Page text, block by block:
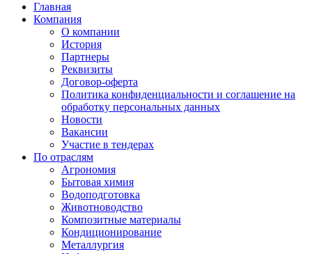
Главная
Компания
О компании
История
Партнеры
Реквизиты
Договор-оферта
Политика конфиденциальности и соглашение на
обработку персональных данных
Новости
Вакансии
Участие в тендерах
По отраслям
Агрономия
Бытовая химия
Водоподготовка
Животноводство
Композитные материалы
Кондиционирование
Металлургия